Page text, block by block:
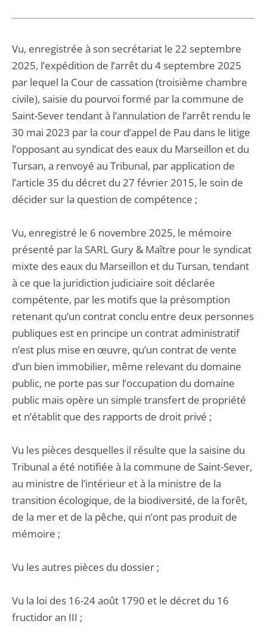
Vu, enregistrée à son secrétariat le 22 septembre
2025, l’expédition de l’arrêt du 4 septembre 2025
par lequel la Cour de cassation (troisième chambre
civile), saisie du pourvoi formé par la commune de
Saint-Sever tendant à l’annulation de l’arrêt rendu le
30 mai 2023 par la cour d’appel de Pau dans le litige
l’opposant au syndicat des eaux du Marseillon et du
Tursan, a renvoyé au Tribunal, par application de
l’article 35 du décret du 27 février 2015, le soin de
décider sur la question de compétence ;
Vu, enregistré le 6 novembre 2025, le mémoire
présenté par la SARL Gury & Maître pour le syndicat
mixte des eaux du Marseillon et du Tursan, tendant
à ce que la juridiction judiciaire soit déclarée
compétente, par les motifs que la présomption
retenant qu’un contrat conclu entre deux personnes
publiques est en principe un contrat administratif
n’est plus mise en œuvre, qu’un contrat de vente
d’un bien immobilier, même relevant du domaine
public, ne porte pas sur l’occupation du domaine
public mais opère un simple transfert de propriété
et n’établit que des rapports de droit privé ;
Vu les pièces desquelles il résulte que la saisine du
Tribunal a été notifiée à la commune de Saint-Sever,
au ministre de l’intérieur et à la ministre de la
transition écologique, de la biodiversité, de la forêt,
de la mer et de la pêche, qui n’ont pas produit de
mémoire ;
Vu les autres pièces du dossier ;
Vu la loi des 16-24 août 1790 et le décret du 16
fructidor an III ;